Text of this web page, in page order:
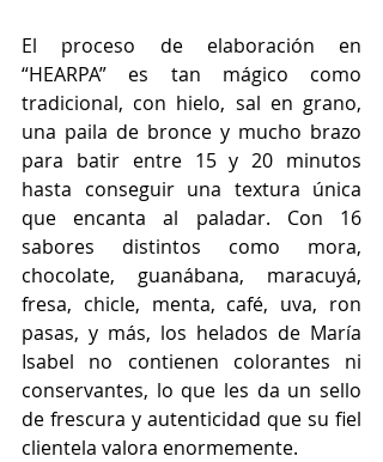
El proceso de elaboración en
“HEARPA” es tan mágico como
tradicional, con hielo, sal en grano,
una paila de bronce y mucho brazo
para batir entre 15 y 20 minutos
hasta conseguir una textura única
que encanta al paladar. Con 16
sabores distintos como mora,
chocolate, guanábana, maracuyá,
fresa, chicle, menta, café, uva, ron
pasas, y más, los helados de María
Isabel no contienen colorantes ni
conservantes, lo que les da un sello
de frescura y autenticidad que su fiel
clientela valora enormemente.